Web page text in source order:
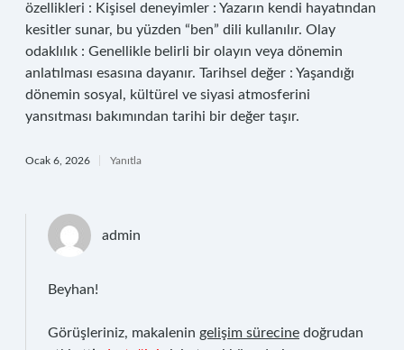
özellikleri : Kişisel deneyimler : Yazarın kendi hayatından
kesitler sunar, bu yüzden “ben” dili kullanılır. Olay
odaklılık : Genellikle belirli bir olayın veya dönemin
anlatılması esasına dayanır. Tarihsel değer : Yaşandığı
dönemin sosyal, kültürel ve siyasi atmosferini
yansıtması bakımından tarihi bir değer taşır.
Ocak 6, 2026 Yanıtla
admin
Beyhan!
Görüşleriniz, makalenin gelişim sürecine doğrudan